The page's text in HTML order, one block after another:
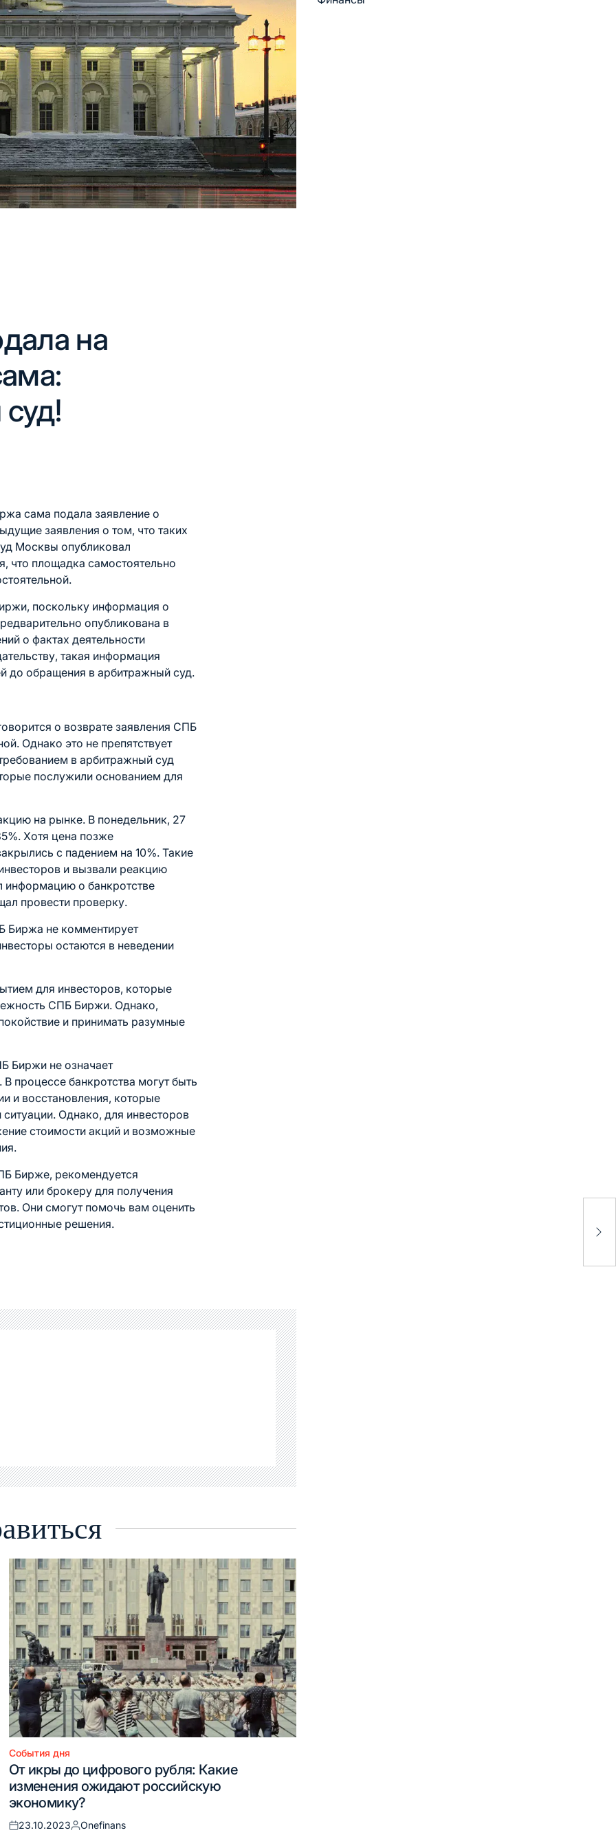
на
сама подала заявление о
заявления о том, что таких
Москвы опубликовал
что площадка самостоятельно
поскольку информация о
опубликована в
о фактах деятельности
такая информация
до обращения в арбитражный суд.
о возврате заявления СПБ
Однако это не препятствует
в арбитражный суд
послужили основанием для
на рынке. В понедельник, 27
Хотя цена позже
с падением на 10%. Такие
и вызвали реакцию
информацию о банкротстве
провести проверку.
Биржа не комментирует
остаются в неведении
для инвесторов, которые
СПБ Биржи. Однако,
и принимать разумные
Биржи не означает
процессе банкротства могут быть
и восстановления, которые
Однако, для инвесторов
стоимости акций и возможные
Бирже, рекомендуется
или брокеру для получения
Они смогут помочь вам оценить
решения.
Опубликовано
в
События дня
От икры до цифрового рубля: Какие
изменения ожидают российскую
экономику?
Опубликовано
23.10.2023
Запись
Onefinans